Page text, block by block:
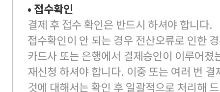
• 접수확인
결제 후 접수 확인은 반드시 하셔야 합니다.
접수확인이 안 되는 경우 전산오류로 인한
카드사 또는 은행에서 결제승인이 이루어졌
재신청 하셔야 합니다. 이중 또는 여러 번 결
것에 대해서는 확인 후 일괄적으로 처리해